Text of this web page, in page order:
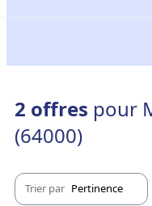
2 offres pour
(64000)
Trier par Pertinence